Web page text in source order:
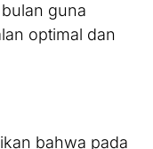
guna
optimal dan
bahwa pada